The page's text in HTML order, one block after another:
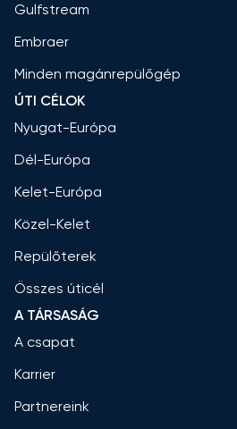
Gulfstream
Embraer
Minden magánrepülőgép
ÚTI CÉLOK
Nyugat-Európa
Dél-Európa
Kelet-Európa
Közel-Kelet
Repülőterek
Összes úticél
A TÁRSASÁG
A csapat
Karrier
Partnereink